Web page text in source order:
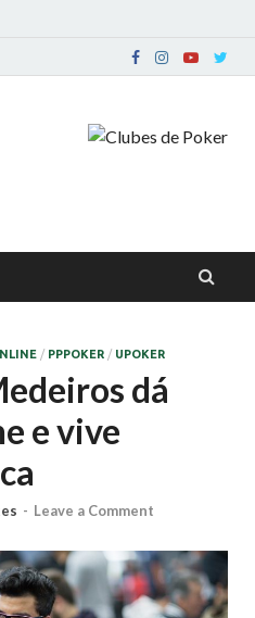
Brasil Poker
Mídia, Educação, LifeStyle e Clubes
/ PPPOKER / UPOKER
dá
e vive
- Leave a Comment